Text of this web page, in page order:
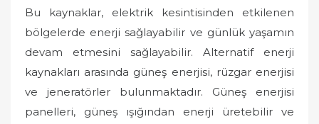
Bu kaynaklar, elektrik kesintisinden etkilenen
bölgelerde enerji sağlayabilir ve günlük yaşamın
devam etmesini sağlayabilir. Alternatif enerji
kaynakları arasında güneş enerjisi, rüzgar enerjisi
ve jeneratörler bulunmaktadır. Güneş enerjisi
panelleri, güneş ışığından enerji üretebilir ve